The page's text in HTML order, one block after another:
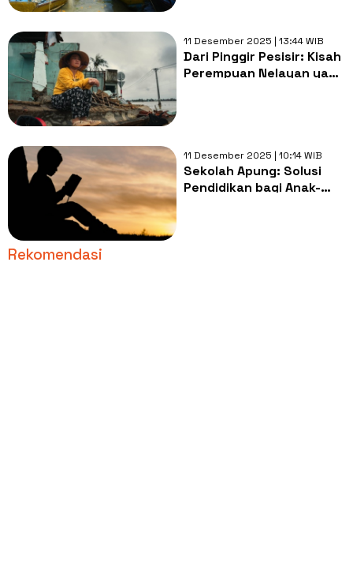
11 Desember 2025 | 13:44 WIB
Dari Pinggir Pesisir: Kisah
Perempuan Nelayan yang
11 Desember 2025 | 10:14 WIB
Sekolah Apung: Solusi
Pendidikan bagi Anak-
Rekomendasi